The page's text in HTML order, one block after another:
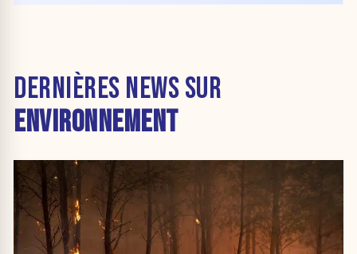
DERNIÈRES NEWS SUR
ENVIRONNEMENT